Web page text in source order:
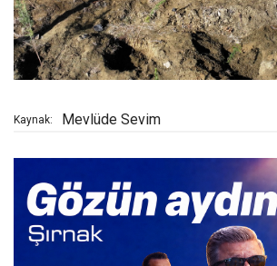
Kaynak: Mevlüde Sevim